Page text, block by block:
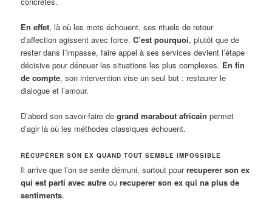
En effet, là où les mots échouent, ses rituels de retour
d’affection agissent avec force.C’est pourquoi, plutôt que de
rester dans l’impasse, faire appel à ses services devient l’étape
décisive pour dénouer les situations les plus complexes. En fin
de compte, son intervention vise un seul but : restaurer le
dialogue et l’amour.
D’abord son savoir-faire degrand marabout africain permet
d’agir là où les méthodes classiques échouent.
RÉCUPÉRER SON EX QUAND TOUT SEMBLE IMPOSSIBLE
Il arrive que l’on se sente démuni, surtout pourrecuperer son ex
qui est parti avec autre ourecuperer son ex qui na plus de
sentiments.